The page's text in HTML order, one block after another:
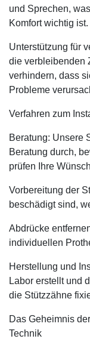
und Sprechen,
Komfort wichtig ist.
Unterstützung für
die verbleibenden
verhindern, dass
Probleme
Verfahren zum
Beratung: Unsere
Beratung durch,
prüfen Ihre
Vorbereitung der
beschädigt sind,
Abdrücke
individuellen
Herstellung und
Labor erstellt und
die Stützzähne
Das Geheimnis
Technik